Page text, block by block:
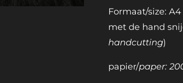
Formaat/size:
met de hand
handcutting)
papier/paper: